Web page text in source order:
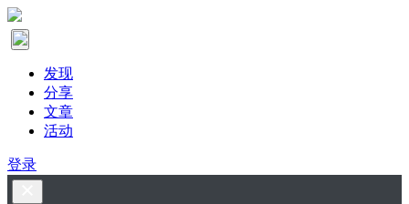
发现
分享
文章
活动
登录